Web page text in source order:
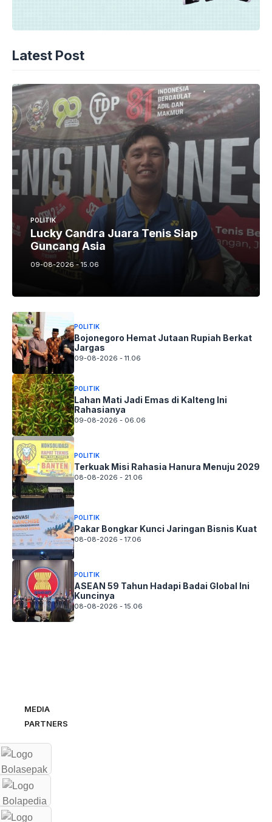
Latest Post
POLITIK
Lucky Candra Juara Tenis Siap
Guncang Asia
09-08-2026 - 15.06
POLITIK
Bojonegoro Hemat Jutaan Rupiah Berkat
Jargas
09-08-2026 - 11.06
POLITIK
Lahan Mati Jadi Emas di Kalteng Ini
Rahasianya
09-08-2026 - 06.06
POLITIK
Terkuak Misi Rahasia Hanura Menuju 2029
08-08-2026 - 21.06
POLITIK
Pakar Bongkar Kunci Jaringan Bisnis Kuat
08-08-2026 - 17.06
POLITIK
ASEAN 59 Tahun Hadapi Badai Global Ini
Kuncinya
08-08-2026 - 15.06
MEDIA
PARTNERS